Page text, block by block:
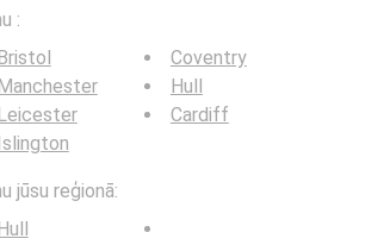
:
Coventry
Hull
Cardiff
jūsu reģionā: